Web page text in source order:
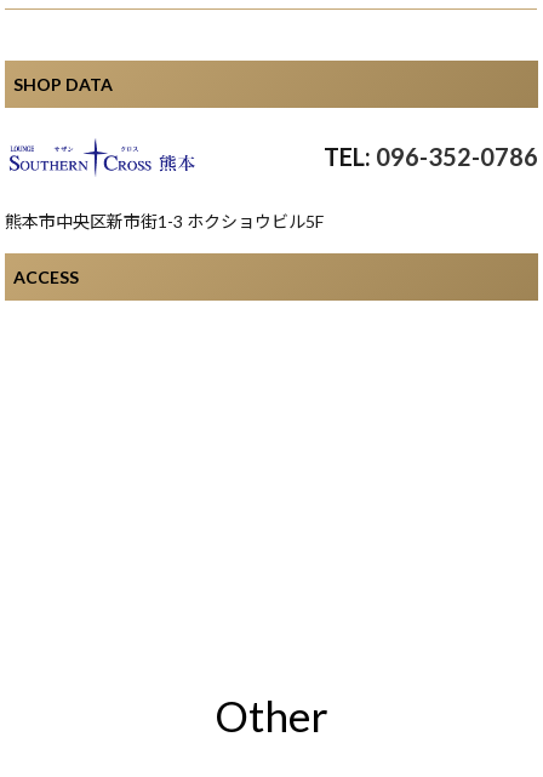
SHOP DATA
096-352-0786
熊本市中央区新市街1-3 ホクショウビル5F
ACCESS
Other